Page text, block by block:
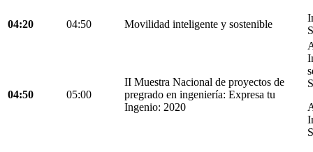
04:20 04:50 Movilidad inteligente y sostenible
04:50 05:00
II Muestra Nacional de proyectos de
pregrado en ingeniería: Expresa tu
Ingenio: 2020